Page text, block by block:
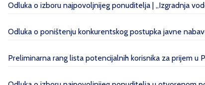
Odluka o izboru najpovoljnijeg ponuditelja | „Izgradnja
Odluka o poništenju konkurentskog postupka javne
Preliminarna rang lista potencijalnih korisnika za prijem u